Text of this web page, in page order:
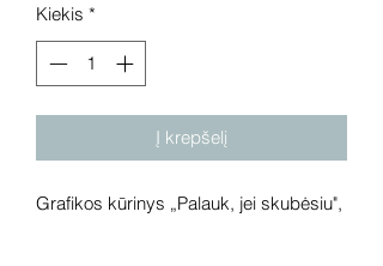
Kiekis *
Į krepšelį
Grafikos kūrinys „Palauk, jei skubėsiu",